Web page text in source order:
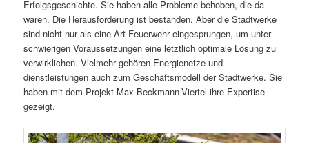
Erfolgsgeschichte. Sie haben alle Probleme behoben, die da
waren. Die Herausforderung ist bestanden. Aber die Stadtwerke
sind nicht nur als eine Art Feuerwehr eingesprungen, um unter
schwierigen Voraussetzungen eine letztlich optimale Lösung zu
verwirklichen. Vielmehr gehören Energienetze und -
dienstleistungen auch zum Geschäftsmodell der Stadtwerke. Sie
haben mit dem Projekt Max-Beckmann-Viertel ihre Expertise
gezeigt.